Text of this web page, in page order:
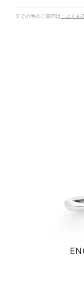
合、14文字まで)※
す｡白く輝く美し
コンビネーション
※その他のご質問は 「よくあ